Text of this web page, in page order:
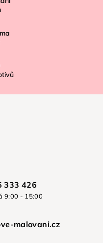
333 426
9:00 - 15:00
malovani.cz